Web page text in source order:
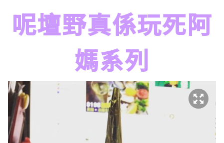
呢壇野真係玩死阿
媽系列